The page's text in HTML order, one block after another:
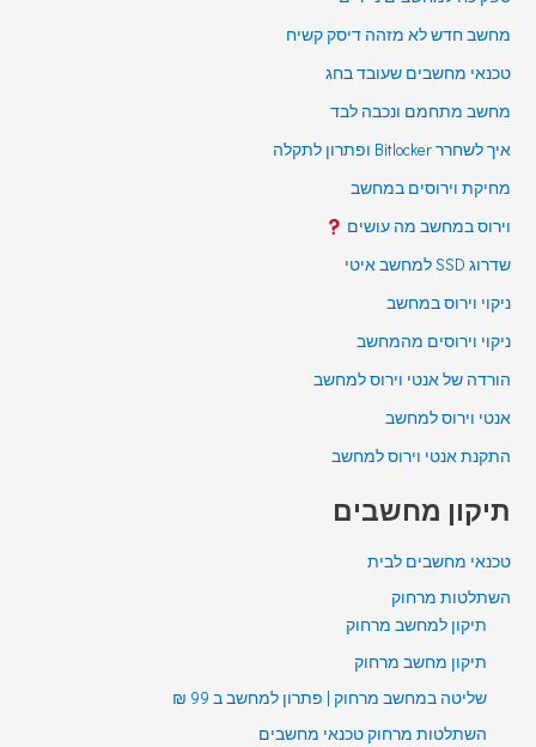
מחשב חדש לא מזהה דיסק קשיח
טכנאי מחשבים שעובד בחג
מחשב מתחמם ונכבה לבד
איך לשחרר Bitlocker ופתרון לתקלה
מחיקת וירוסים במחשב
וירוס במחשב מה עושים
שדרוג SSD למחשב איטי
ניקוי וירוס במחשב
ניקוי וירוסים מהמחשב
הורדה של אנטי וירוס למחשב
אנטי וירוס למחשב
התקנת אנטי וירוס למחשב
תיקון מחשבים
טכנאי מחשבים לבית
השתלטות מרחוק
תיקון למחשב מרחוק
תיקון מחשב מרחוק
שליטה במחשב מרחוק | פתרון למחשב ב 99 ₪
השתלטות מרחוק טכנאי מחשבים